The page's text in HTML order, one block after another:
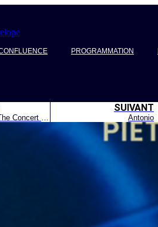
PROGRAMMATION
ABBA GOLD – The Concert Show
SUIVANT
Antonio